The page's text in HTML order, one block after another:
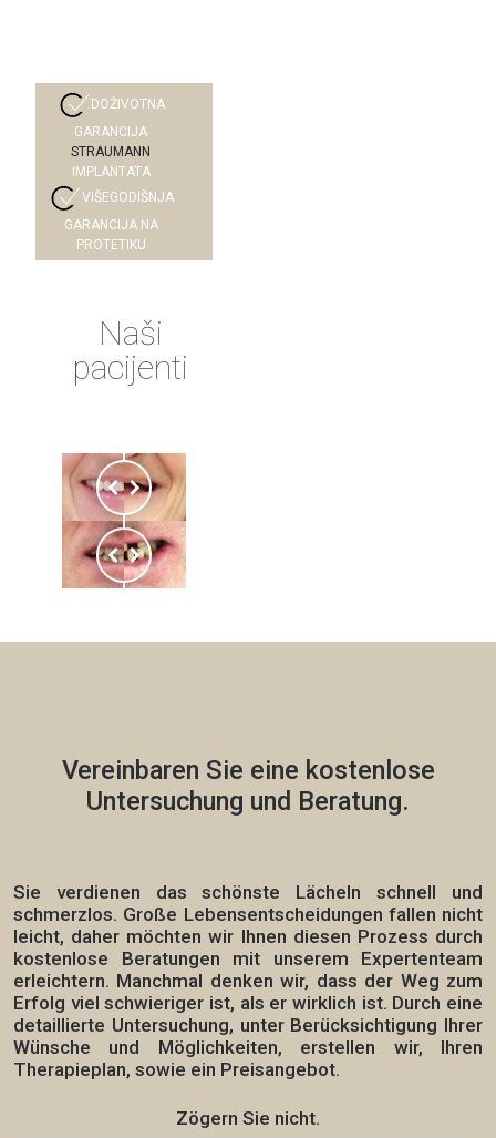
DOŽIVOTNA
GARANCIJA
STRAUMANN
IMPLANTATA
VIŠEGODIŠNJA
GARANCIJA NA
PROTETIKU
Naši
pacijenti
Vereinbaren Sie eine kostenlose
Untersuchung und Beratung.
Sie verdienen das schönste Lächeln schnell und
schmerzlos. Große Lebensentscheidungen fallen nicht
leicht, daher möchten wir Ihnen diesen Prozess durch
kostenlose Beratungen mit unserem Expertenteam
erleichtern. Manchmal denken wir, dass der Weg zum
Erfolg viel schwieriger ist, als er wirklich ist. Durch eine
detaillierte Untersuchung, unter Berücksichtigung Ihrer
Wünsche und Möglichkeiten, erstellen wir, Ihren
Therapieplan, sowie ein Preisangebot.
Zögern Sie nicht.